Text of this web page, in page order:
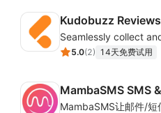
Kudobuzz Reviews
5.0(2) 14天免费试用